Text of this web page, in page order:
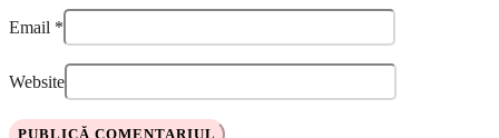
Email *
Website